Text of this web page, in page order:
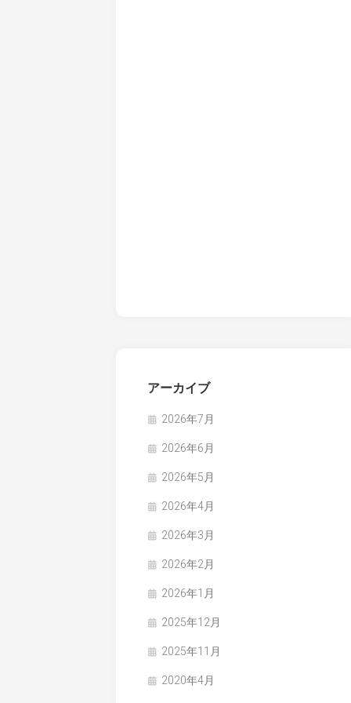
アーカイブ
2026年7月
2026年6月
2026年5月
2026年4月
2026年3月
2026年2月
2026年1月
2025年12月
2025年11月
2020年4月